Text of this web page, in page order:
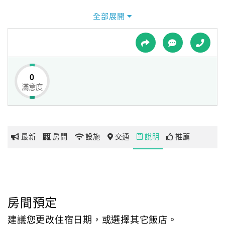
球
網
玩
地
圖
白浪輕柔的拍打岸邊的岩，白雲細膩的刻畫旅人的心，
抓住追求自由的風，踏上雲彩彼端的築夢天堂，
我們珍視著你，給予你不平凡中的平凡，
沉澱心靈 就來Muse，
為未來的每一步做好準備。
全部展開
0
滿意度
最新 房間 設施 交通 說明 推薦
房間預定
建議您更改住宿日期，或選擇其它飯店。